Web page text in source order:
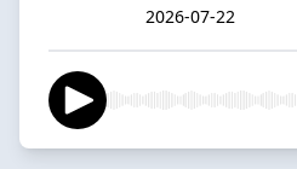
2026-07-22